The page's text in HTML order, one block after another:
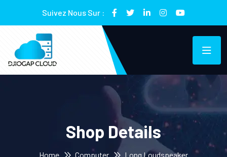
Suivez Nous Sur :
Shop Details
Home Computer Long Loudspeaker